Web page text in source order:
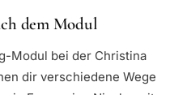
dem Modul
Modul bei der Christina
dir verschiedene Wege